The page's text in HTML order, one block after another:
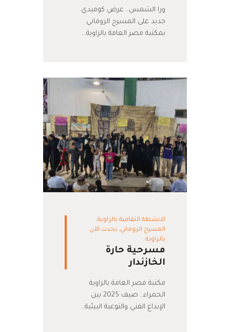
ورا الشمس.. عرض كوميدي
جديد على المسرح الروماني
بمكتبة مصر العامة بالزاوية…
الانشطة الثقافية بالزاوية,
المسرح الروماني, يحدث الآن
بالزاوية
مسرحية حارة
الخازندار
مكتبة مصر العامة بالزاوية
الحمراء.. صيف 2025 بين
الإبداع الفني والتوعية البيئية…